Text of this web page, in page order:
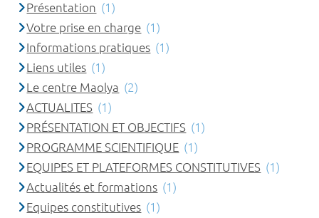
Présentation (1)
Votre prise en charge (1)
Informations pratiques (1)
Liens utiles (1)
Le centre Maolya (2)
ACTUALITES (1)
PRÉSENTATION ET OBJECTIFS (1)
PROGRAMME SCIENTIFIQUE (1)
EQUIPES ET PLATEFORMES CONSTITUTIVES (1)
Actualités et formations (1)
Equipes constitutives (1)